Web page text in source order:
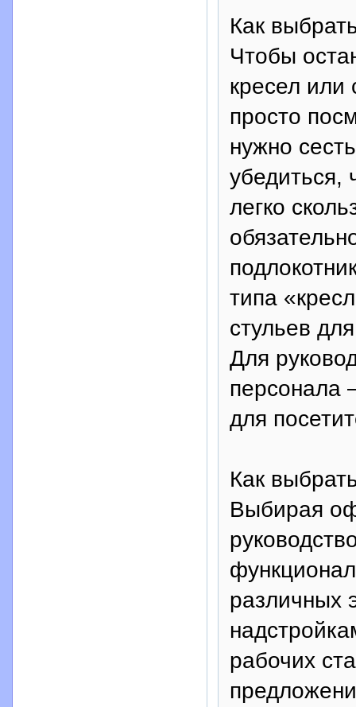
Как
Чтобы
кресел или
просто
нужно
убедиться,
легко
типа
стульев
Для
персонала
для
Как
Выбирая
различных
рабочих